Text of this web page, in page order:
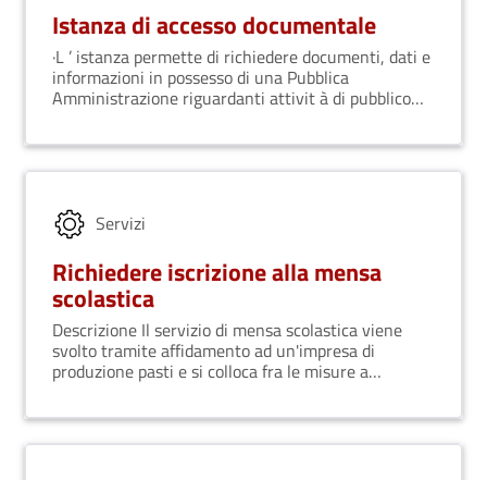
Istanza di accesso documentale
·L ’ istanza permette di richiedere documenti, dati e
informazioni in possesso di una Pubblica
Amministrazione riguardanti attivit à di pubblico
Servizi
Richiedere iscrizione alla mensa
scolastica
Descrizione Il servizio di mensa scolastica viene
svolto tramite affidamento ad un'impresa di
produzione pasti e si colloca fra le misure a